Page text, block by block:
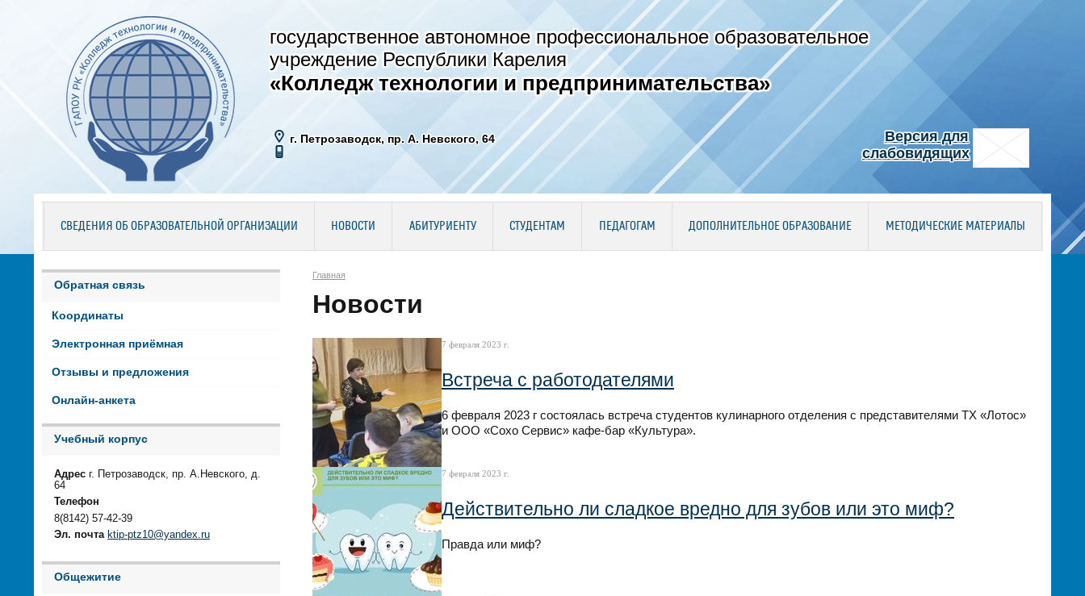
государственное автономное профессиональное образовательное
учреждение Республики Карелия
«Колледж технологии и предпринимательства»
г. Петрозаводск, пр. А. Невского, 64
Версия для
слабовидящих
СВЕДЕНИЯ ОБ ОБРАЗОВАТЕЛЬНОЙ ОРГАНИЗАЦИИ НОВОСТИ АБИТУРИЕНТУ СТУДЕНТАМ ПЕДАГОГАМ ДОПОЛНИТЕЛЬНОЕ ОБРАЗОВАНИЕ МЕТОДИЧЕСКИЕ МАТЕРИАЛЫ
Обратная связь
Координаты
Электронная приёмная
Отзывы и предложения
Онлайн-анкета
Учебный корпус
Адрес г. Петрозаводск, пр. А.Невского, д.
64
Телефон
8(8142) 57-42-39
Эл. почта ktip-ptz10@yandex.ru
Общежитие
Главная
Новости
7 февраля 2023 г.
Встреча с работодателями
6 февраля 2023 г состоялась встреча студентов кулинарного отделения с представителями ТХ «Лотос»
и ООО «Сохо Сервис» кафе-бар «Культура».
7 февраля 2023 г.
Действительно ли сладкое вредно для зубов или это миф?
Правда или миф?